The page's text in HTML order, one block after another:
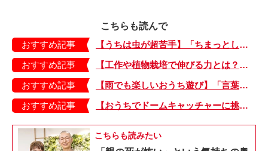
こちらも読んで
おすすめ記事
【うちは虫が超苦手】「ちまっとした虫にも大騒ぎ！」「可愛い系の虫……でも逃げる！」教えて！ みんなの虫ギライエピソード
おすすめ記事
【工作や植物栽培で伸びる力とは？】「非認知能力」を養う、おうちで楽しむ創作あそび・おうちあそび図鑑5
おすすめ記事
【雨でも楽しいおうち遊び】「言葉あそび」で伸ばす表現力や想像力・おうちあそび図鑑4
おすすめ記事
【おうちでドームキャッチャーに挑戦だ】アンパンマン わくわくドームキャッチャー
こちらも読みたい